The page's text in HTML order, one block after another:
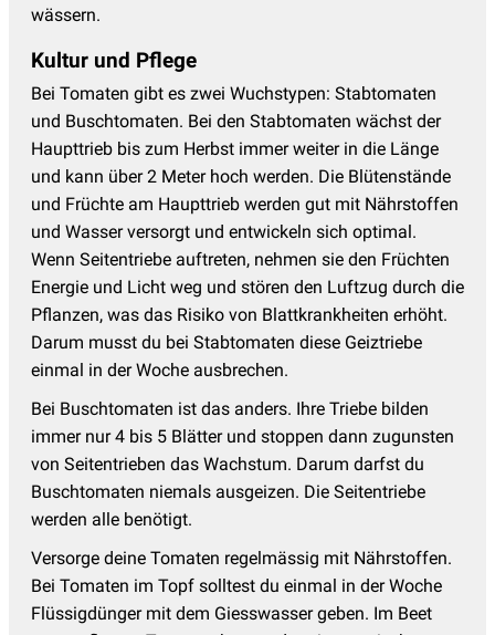
wässern.
Kultur und Pflege
Bei Tomaten gibt es zwei Wuchstypen: Stabtomaten
und Buschtomaten. Bei den Stabtomaten wächst der
Haupttrieb bis zum Herbst immer weiter in die Länge
und kann über 2 Meter hoch werden. Die Blütenstände
und Früchte am Haupttrieb werden gut mit Nährstoffen
und Wasser versorgt und entwickeln sich optimal.
Wenn Seitentriebe auftreten, nehmen sie den Früchten
Energie und Licht weg und stören den Luftzug durch die
Pflanzen, was das Risiko von Blattkrankheiten erhöht.
Darum musst du bei Stabtomaten diese Geiztriebe
einmal in der Woche ausbrechen.
Bei Buschtomaten ist das anders. Ihre Triebe bilden
immer nur 4 bis 5 Blätter und stoppen dann zugunsten
von Seitentrieben das Wachstum. Darum darfst du
Buschtomaten niemals ausgeizen. Die Seitentriebe
werden alle benötigt.
Versorge deine Tomaten regelmässig mit Nährstoffen.
Bei Tomaten im Topf solltest du einmal in der Woche
Flüssigdünger mit dem Giesswasser geben. Im Beet